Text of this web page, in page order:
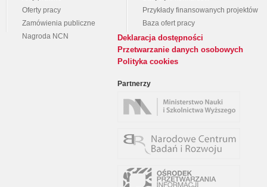
Oferty pracy
Zamówienia publiczne
Nagroda NCN
Przykłady finansowanych projektów
Baza ofert pracy
Deklaracja dostępności
Przetwarzanie danych osobowych
Polityka cookies
Partnerzy